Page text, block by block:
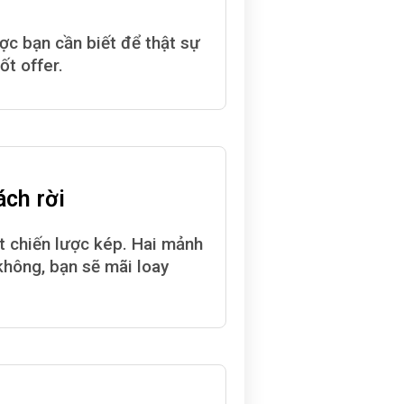
bạn cần biết để thật sự
offer.
rời
chiến lược kép. Hai mảnh
bạn sẽ mãi loay